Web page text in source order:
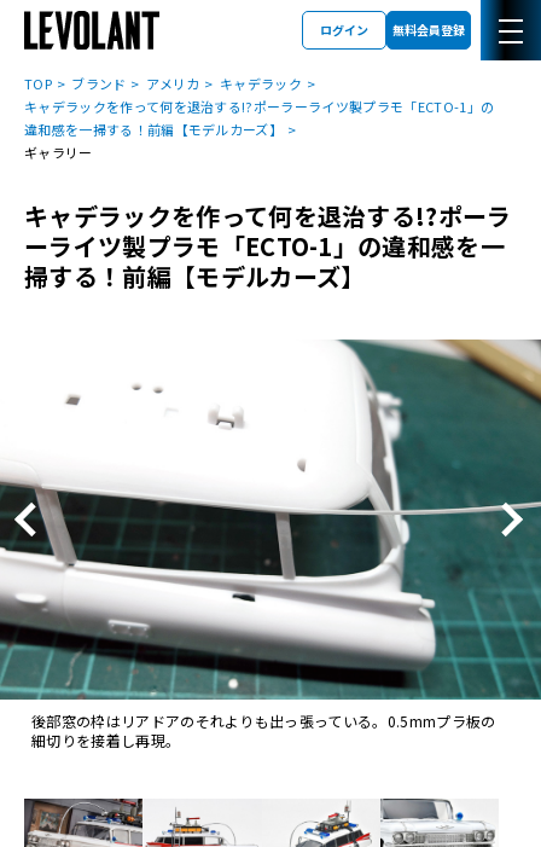
ログイン 無料会員登録
TOP ブランド アメリカ
キャデラック
キャデラックを作って何を退治する!?ポーラーライツ製プラモ「ECTO-1」の
違和感を一掃する！前編【モデルカーズ】
ギャラリー
キャデラックを作って何を退治する!?ポーラ
ーライツ製プラモ「ECTO-1」の違和感を一
掃する！前編【モデルカーズ】
後部窓の枠はリアドアのそれよりも出っ張っている。0.5mmプラ板の
細切りを接着し再現。